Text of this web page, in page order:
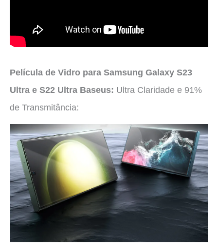
Película de Vidro para Samsung Galaxy S23
Ultra e S22 Ultra Baseus: Ultra Claridade e 91%
de Transmitância: